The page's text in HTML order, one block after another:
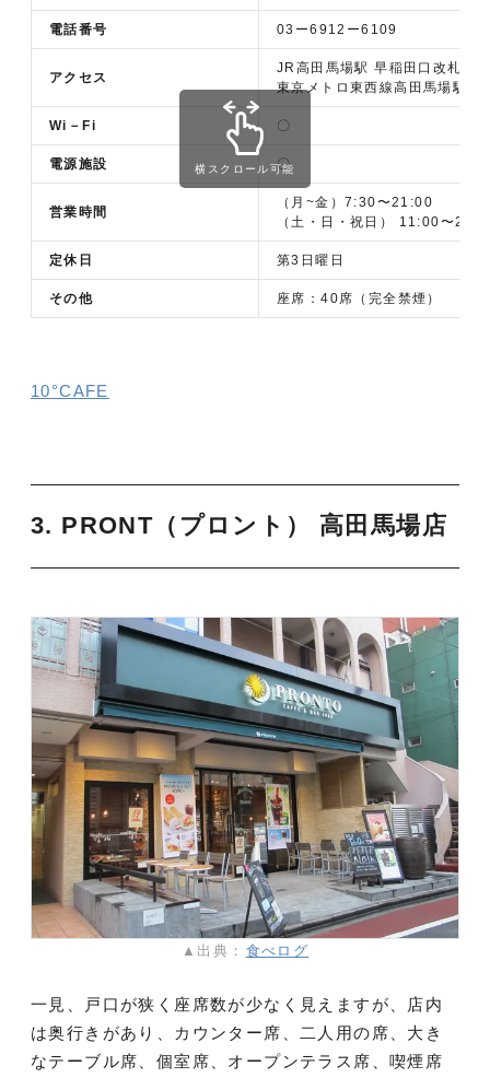
電話番号 03ー6912ー6109
アクセス
JR高田馬場駅 早稲田口改札よ
東京メトロ東西線高田馬場駅よ
Wi－Fi 〇
電源施設 〇
営業時間
（月~金）7:30〜21:00
（土・日・祝日） 11:00〜
定休日 第3日曜日
その他 座席：40席（完全禁煙）
横スクロール可能
10°CAFE
3. PRONT（プロント） 高田馬場店
▲出典： 食べログ
一見、戸口が狭く座席数が少なく見えますが、店内
は奥行きがあり、カウンター席、二人用の席、大き
なテーブル席、個室席、オープンテラス席、喫煙席